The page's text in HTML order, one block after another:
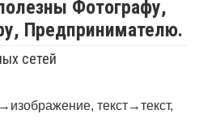
Фотографу,
Предпринимателю.
сетей
текст→текст,